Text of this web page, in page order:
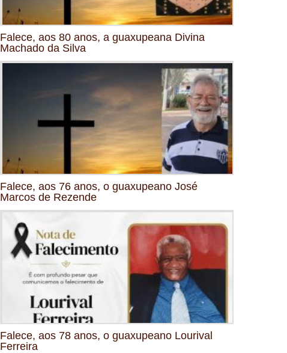
Falece, aos 80 anos, a guaxupeana Divina
Machado da Silva
Falece, aos 76 anos, o guaxupeano José
Marcos de Rezende
Falece, aos 78 anos, o guaxupeano Lourival
Ferreira